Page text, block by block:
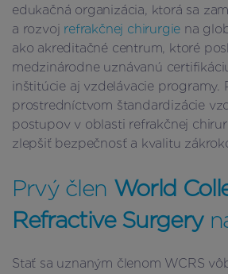
edukačná organizácia, ktorá sa
a rozvoj refrakčnej chirurgie na
ako akreditačné centrum, ktoré
medzinárodne uznávanú
inštitúcie aj vzdelávacie programy.
prostredníctvom štandardizácie
postupov v oblasti refrakčnej
zlepšiť bezpečnosť a kvalitu
Prvý člen World
Refractive Surgery
Stať sa uznaným členom WCRS